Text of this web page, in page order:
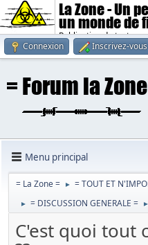
La Zone - Un
un monde de
Publication de textes
Connexion
Inscrivez-vous
Menu principal
= La Zone = ► = TOUT ET
► = DISCUSSION GENERALE = ►
C'est quoi tout